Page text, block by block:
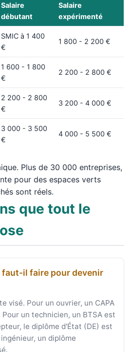
Salaire
débutant
Salaire
expérimenté
SMIC à 1 400
€
1 800 - 2 200 €
1 600 - 1 800
€
2 200 - 2 800 €
2 200 - 2 800
€
3 200 - 4 000 €
3 000 - 3 500
€
4 000 - 5 500 €
Plus de 30 000 entreprises,
pour des espaces verts
sont réels.
que tout le
il faire pour devenir
visé. Pour un ouvrier, un CAPA
un technicien, un BTSA est
le diplôme d'État (DE) est
un diplôme